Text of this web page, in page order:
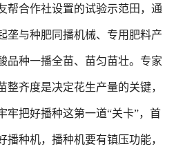
合作社设置的试验示范田，通
垄与种肥同播机械、专用肥料产
品种一播全苗、苗匀苗壮。专家
齐度是决定花生产量的关键，
牢把好播种这第一道“关卡”，首
播种机，播种机要有镇压功能，